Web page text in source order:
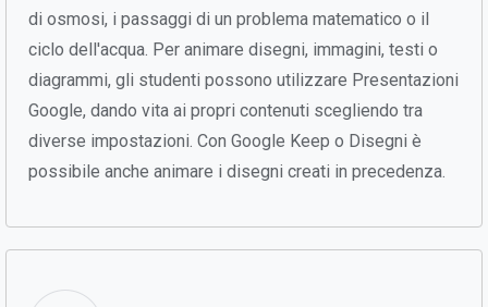
di osmosi, i passaggi di un problema matematico o il
ciclo dell'acqua. Per animare disegni, immagini, testi o
diagrammi, gli studenti possono utilizzare Presentazioni
Google, dando vita ai propri contenuti scegliendo tra
diverse impostazioni. Con Google Keep o Disegni è
possibile anche animare i disegni creati in precedenza.